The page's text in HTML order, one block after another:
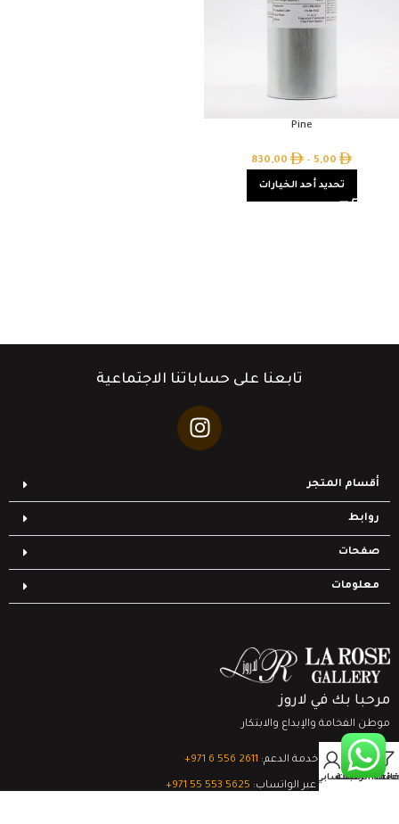
Pine
5,00
–
830,00
تحديد أحد الخيارات
تابعنا على حساباتنا الاجتماعية
أقسام المتجر
روابط
صفحات
معلومات
مرحبا بك في لاروز
موطن الفخامة والإبداع والابتكار
تواصل مع خدمة الدعم: ‎+971 6 556 2611
الدعم الفني عبر الواتساب: ‎+971 55 553 5625
قائمة الرغبات
0
السلةحسابي